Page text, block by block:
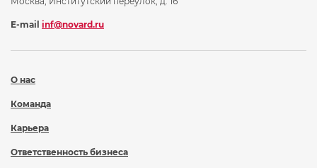
О нас
Команда
Карьера
Ответственность бизнеса
E-mail inf@novard.ru